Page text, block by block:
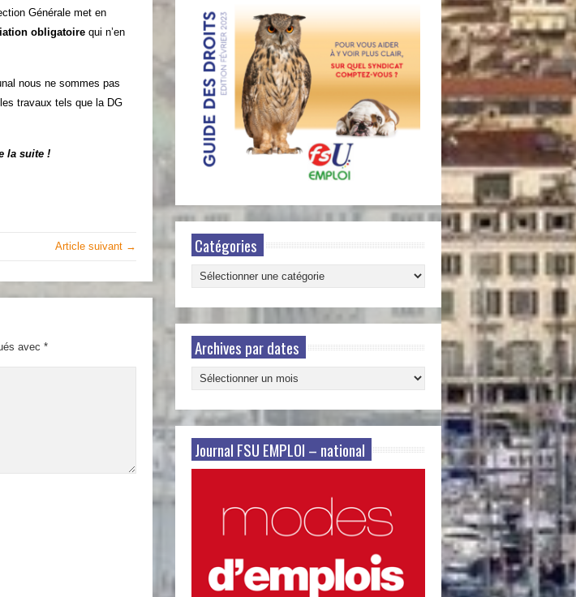
Générale met en
obligatoire qui n’en
nous ne sommes pas
travaux tels que la DG
la suite !
Article suivant →
avec *
Catégories
Catégories
Archives par dates
Archives
par
dates
Journal FSU EMPLOI – national